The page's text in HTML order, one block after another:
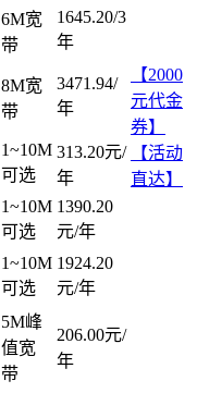
【2000
元代金
券】
【活动
直达】
6M宽
带
1645.20/3
年
8M宽
带
3471.94/
年
1~10M
可选
313.20元/
年
1~10M
可选
1390.20
元/年
1~10M
可选
1924.20
元/年
5M峰
值宽
带
206.00元/
年